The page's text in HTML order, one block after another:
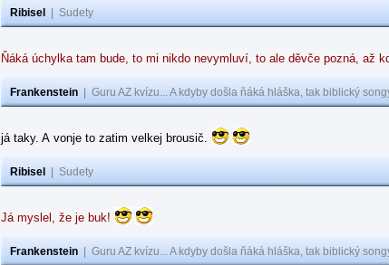
Ribisel Sudety
Ňáká úchylka tam bude, to mi nikdo nevymluví, to ale děvče pozná, až
Frankenstein Guru AZ kvízu... A kdyby došla ňáká hláška, tak biblický
já taky. A vonje to zatim velkej brousič.
Ribisel Sudety
Já myslel, že je buk!
Frankenstein Guru AZ kvízu... A kdyby došla ňáká hláška, tak biblický